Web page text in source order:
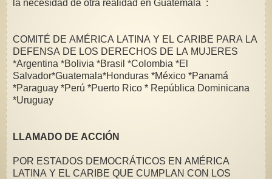
la necesidad de otra realidad en Guatemala :
COMITÉ DE AMÉRICA LATINA Y EL CARIBE PARA LA
DEFENSA DE LOS DERECHOS DE LA MUJERES
*Argentina *Bolivia *Brasil *Colombia *El
Salvador*Guatemala*Honduras *México *Panamá
*Paraguay *Perú *Puerto Rico * República Dominicana
*Uruguay
LLAMADO DE ACCIÓN
POR ESTADOS DEMOCRÁTICOS EN AMÉRICA
LATINA Y EL CARIBE QUE CUMPLAN CON LOS